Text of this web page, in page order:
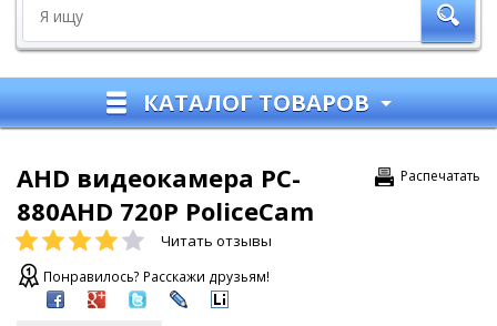
КАТАЛОГ ТОВАРОВ
Распечатать
AHD видеокамера PC-
880AHD 720P PoliceCam
Читать отзывы
Понравилось? Расскажи друзьям!